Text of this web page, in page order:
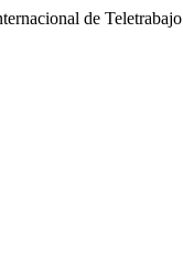
de Teletrabajo